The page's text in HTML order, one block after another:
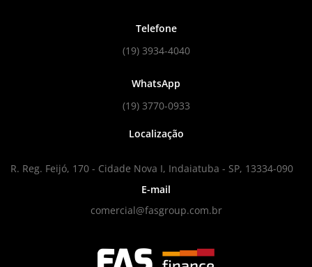
Telefone
(19) 3934-4040
WhatsApp
(19) 3770-0933
Localização
R. Reg. Feijó, 170 - Cidade Nova I, Indaiatuba - SP, 13334-090
E-mail
comercial@fasgroup.com.br